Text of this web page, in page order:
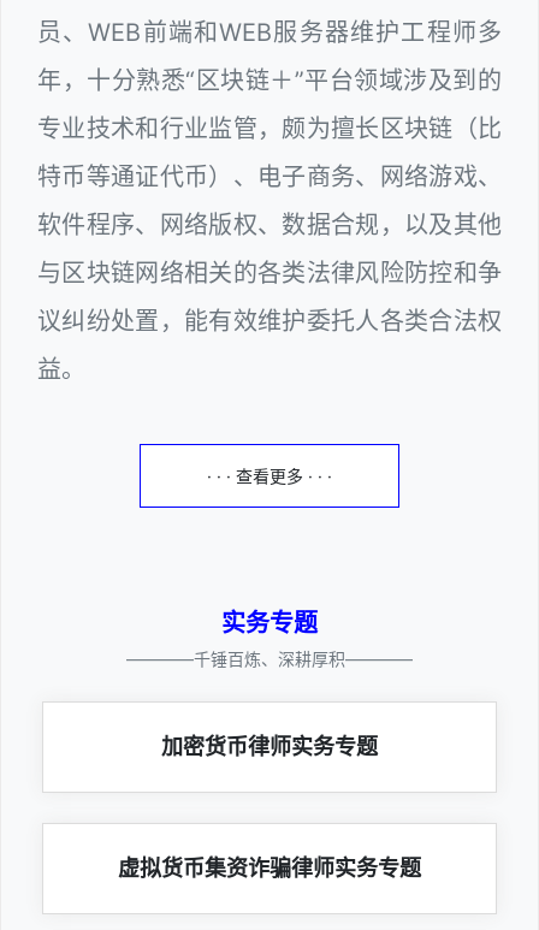
员、WEB前端和WEB服务器维护工程师多
年，十分熟悉“区块链＋”平台领域涉及到的
专业技术和行业监管，颇为擅长区块链（比
特币等通证代币）、电子商务、网络游戏、
软件程序、网络版权、数据合规，以及其他
与区块链网络相关的各类法律风险防控和争
议纠纷处置，能有效维护委托人各类合法权
益。
· · · 查看更多 · · ·
实务专题
————千锤百炼、深耕厚积————
加密货币律师实务专题
虚拟货币集资诈骗律师实务专题